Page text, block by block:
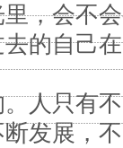
，会不
的自己
人只有
发展，